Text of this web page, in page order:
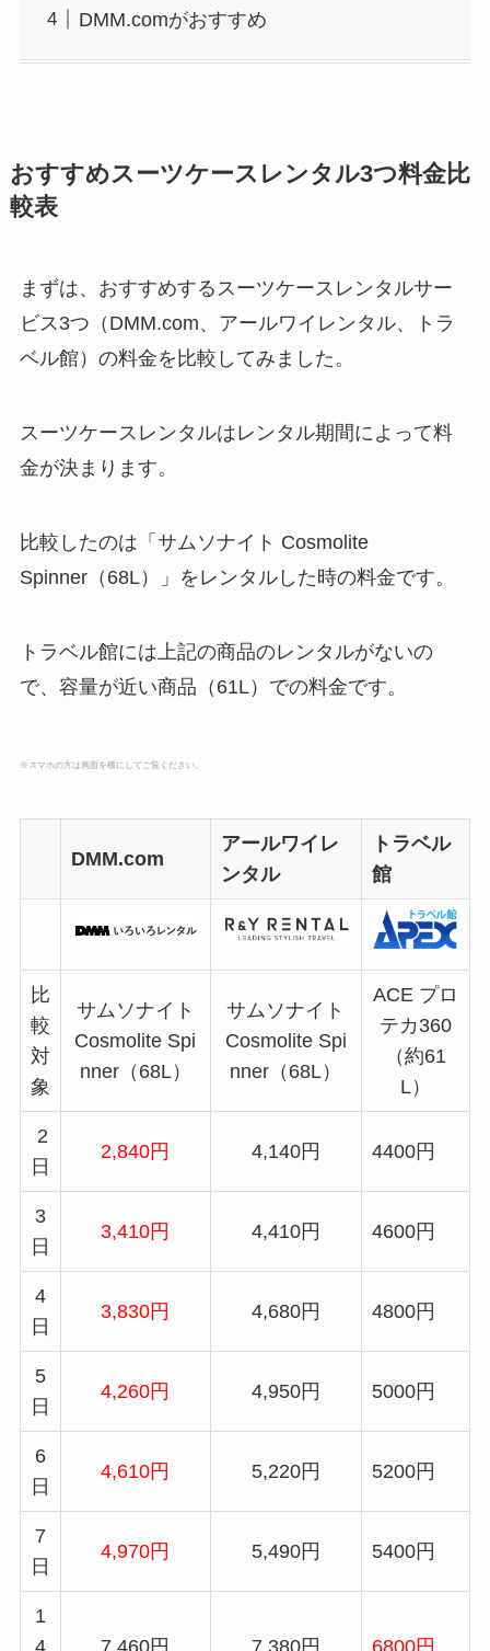
DMM.comがおすすめ
おすすめスーツケースレンタル3つ料金比
較表
まずは、おすすめするスーツケースレンタルサー
ビス3つ（DMM.com、アールワイレンタル、トラ
ベル館）の料金を比較してみました。
スーツケースレンタルはレンタル期間によって料
金が決まります。
比較したのは「サムソナイト Cosmolite
Spinner（68L）」をレンタルした時の料金です。
トラベル館には上記の商品のレンタルがないの
で、容量が近い商品（61L）での料金です。
※スマホの方は画面を横にしてご覧ください。
DMM.com
アールワイレ
ンタル
トラベル
館
比
較
対
象
サムソナイト
Cosmolite Spi
nner（68L）
サムソナイト
Cosmolite Spi
nner（68L）
ACE プロ
テカ360
（約61
L）
2
日
2,840円 4,140円 4400円
3
日
3,410円 4,410円 4600円
4
日
3,830円 4,680円 4800円
5
日
4,260円 4,950円 5000円
6
日
4,610円 5,220円 5200円
7
日
4,970円 5,490円 5400円
1
4
7,460円 7,380円 6800円